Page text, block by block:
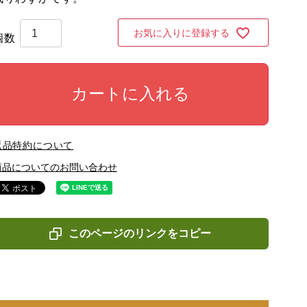
お気に入りに登録する
カートに入れる
品特約について
品についてのお問い合わせ
このページのリンクをコピー